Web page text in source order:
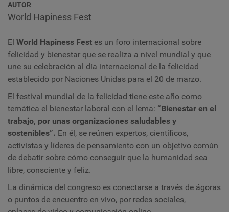
AUTOR
World Hapiness Fest
El World Hapiness Fest es un foro internacional sobre
felicidad y bienestar que se realiza a nivel mundial y que
une su celebración al día internacional de la felicidad
establecido por Naciones Unidas para el 20 de marzo.
El festival mundial de la felicidad tiene este año como
temática el bienestar laboral con el lema: “Bienestar en el
trabajo, por unas organizaciones saludables y
sostenibles”. En él, se reúnen expertos, científicos,
activistas y líderes de pensamiento con un objetivo común
de debatir sobre cómo conseguir que la humanidad sea
libre, consciente y feliz.
La dinámica del congreso es conectarse a través de ágoras
o puntos de encuentro en vivo, por redes sociales,